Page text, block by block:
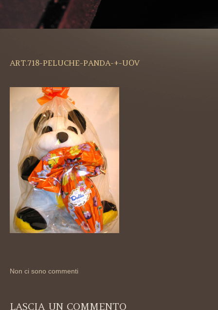
ART.718-PELUCHE-PANDA-+-UOV
Non ci sono commenti
LASCIA UN COMMENTO